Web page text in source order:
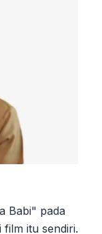
Babi" pada
itu sendiri.